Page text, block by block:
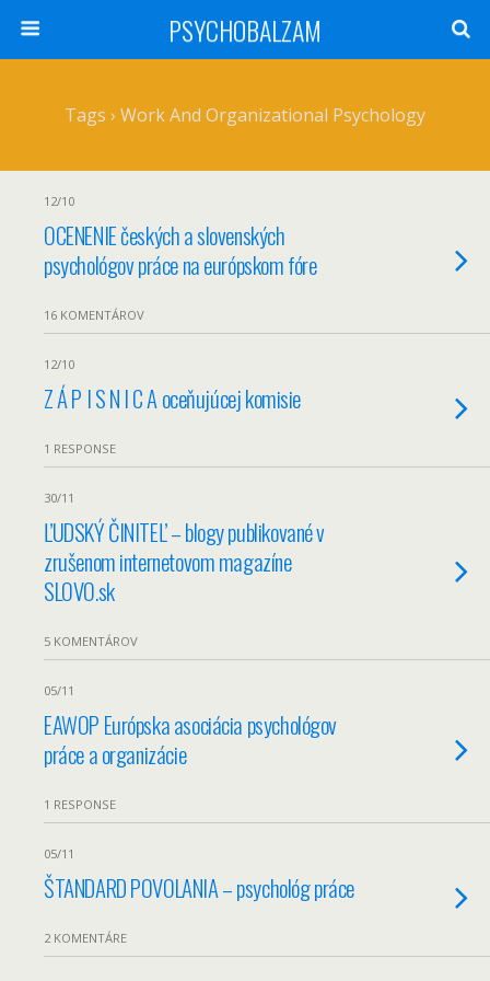
PSYCHOBALZAM
Tags › Work And Organizational Psychology
12/10
OCENENIE českých a slovenských
psychológov práce na európskom fóre
16 KOMENTÁROV
12/10
Z Á P I S N I C A oceňujúcej komisie
1 RESPONSE
30/11
ĽUDSKÝ ČINITEĽ – blogy publikované v
zrušenom internetovom magazíne
SLOVO.sk
5 KOMENTÁROV
05/11
EAWOP Európska asociácia psychológov
práce a organizácie
1 RESPONSE
05/11
ŠTANDARD POVOLANIA – psychológ práce
2 KOMENTÁRE